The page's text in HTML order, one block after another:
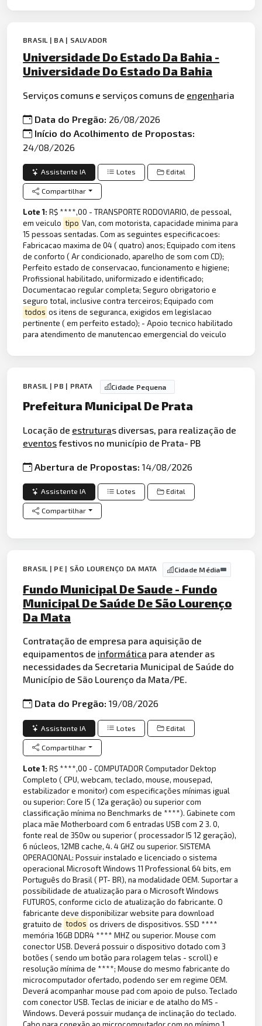
BRASIL | BA | SALVADOR
Universidade Do Estado Da Bahia -
Universidade Do Estado Da Bahia
Serviços comuns e serviços comuns de engenharia
Data do Pregão: 26/08/2026
Início do Acolhimento de Propostas:
24/08/2026
Assistente IA Lotes Edital
Compartilhar
Lote 1:R$ ****,00 - TRANSPORTE RODOVIARIO, de pessoal,
em veiculo tipo Van, com motorista, capacidade minima para
15 pessoas sentadas. Com as seguintes especificacoes:
Fabricacao maxima de 04 ( quatro) anos; Equipado com itens
de conforto ( Ar condicionado, aparelho de som com CD);
Perfeito estado de conservacao, funcionamento e higiene;
Profissional habilitado, uniformizado e identificado;
Documentacao regular completa; Seguro obrigatorio e
seguro total, inclusive contra terceiros; Equipado com
todos os itens de seguranca, exigidos em legislacao
pertinente ( em perfeito estado); - Apoio tecnico habilitado
para atendimento de manutencao emergencial do veiculo
BRASIL | PB | PRATA Cidade Pequena
Prefeitura Municipal De Prata
Locação de estruturas diversas, para realização de
eventosfestivos no município de Prata- PB
Abertura de Propostas:14/08/2026
Assistente IA Lotes Edital
Compartilhar
BRASIL | PE | SÃO LOURENÇO DA MATA Cidade Média
Fundo Municipal De Saude - Fundo
Municipal De Saúde De São Lourenço
Da Mata
Contratação de empresa para aquisição de
equipamentos de informática para atender as
necessidades da Secretaria Municipal de Saúde do
Município de São Lourenço da Mata/PE.
Data do Pregão:19/08/2026
Assistente IA Lotes Edital
Compartilhar
Lote 1:R$ ****,00 - COMPUTADOR Computador Dektop
Completo ( CPU, webcam, teclado, mouse, mousepad,
estabilizador e monitor) com especificações mínimas igual
ou superior: Core I5 ( 12a geração) ou superior com
classificação mínima no Benchmarks de ****). Gabinete com
placa mãe Motherboard com 6 entradas USB com 2 3. 0,
fonte real de 350w ou superior ( processador I5 12 geração),
6 núcleos, 12MB cache, 4. 4 GHZ ou superior. SISTEMA
OPERACIONAL: Possuir instalado e licenciado o sistema
operacional Microsoft Windows 11 Professional 64 bits, em
Português do Brasil ( PT- BR), na modalidade OEM. Suportar a
possibilidade de atualização para o Microsoft Windows
FUTUROS, conforme ciclo de atualização do fabricante. O
fabricante deve disponibilizar website para download
gratuito de todos os drivers de dispositivos. SSD ****
memória 16GB DDR4 **** MHZ ou superior. Mouse com
conector USB. Deverá possuir o dispositivo dotado com 3
botões ( sendo um botão para rolagem telas - scroll) e
resolução mínima de ****; Mouse do mesmo fabricante do
microcomputador ofertado, podendo ser em regime OEM.
Deverá acompanhar mouse pad com apoio de pulso. Teclado
com conector USB. Teclas de iniciar e de atalho do MS -
Windows. Deverá possuir mudança de inclinação do teclado.